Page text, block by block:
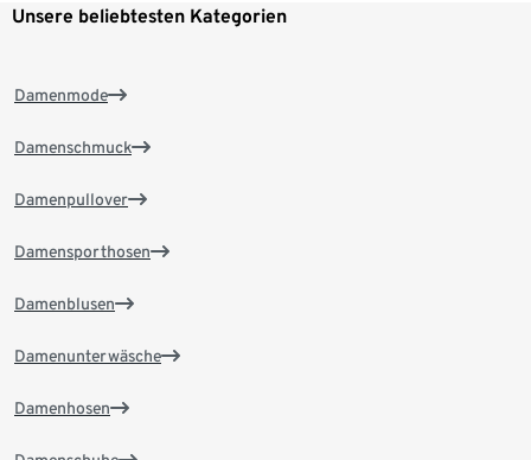
Unsere beliebtesten Kategorien
Damenmode
Damenschmuck
Damenpullover
Damensporthosen
Damenblusen
Damenunterwäsche
Damenhosen